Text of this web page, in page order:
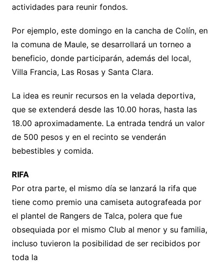
actividades para reunir fondos.
Por ejemplo, este domingo en la cancha de Colín, en
la comuna de Maule, se desarrollará un torneo a
beneficio, donde participarán, además del local,
Villa Francia, Las Rosas y Santa Clara.
La idea es reunir recursos en la velada deportiva,
que se extenderá desde las 10.00 horas, hasta las
18.00 aproximadamente. La entrada tendrá un valor
de 500 pesos y en el recinto se venderán
bebestibles y comida.
RIFA
Por otra parte, el mismo día se lanzará la rifa que
tiene como premio una camiseta autografeada por
el plantel de Rangers de Talca, polera que fue
obsequiada por el mismo Club al menor y su familia,
incluso tuvieron la posibilidad de ser recibidos por
toda la